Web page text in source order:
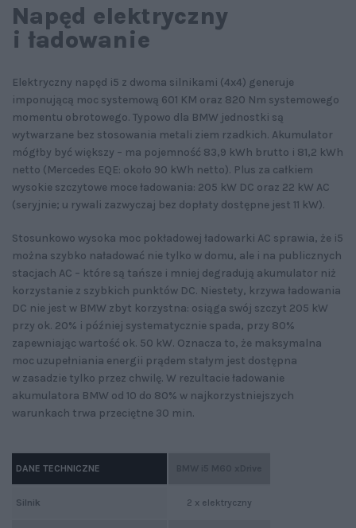
Napęd elektryczny
i ładowanie
Elektryczny napęd i5 z dwoma silnikami (4x4) generuje
imponującą moc systemową 601 KM oraz 820 Nm systemowego
momentu obrotowego. Typowo dla BMW jednostki są
wytwarzane bez stosowania metali ziem rzadkich. Akumulator
mógłby być większy – ma pojemność 83,9 kWh brutto i 81,2 kWh
netto (Mercedes EQE: około 90 kWh netto). Plus za całkiem
wysokie szczytowe moce ładowania: 205 kW DC oraz 22 kW AC
(seryjnie; u rywali zazwyczaj bez dopłaty dostępne jest 11 kW).
Stosunkowo wysoka moc pokładowej ładowarki AC sprawia, że i5
można szybko naładować nie tylko w domu, ale i na publicznych
stacjach AC – które są tańsze i mniej degradują akumulator niż
korzystanie z szybkich punktów DC. Niestety, krzywa ładowania
DC nie jest w BMW zbyt korzystna: osiąga swój szczyt 205 kW
przy ok. 20% i później systematycznie spada, przy 80%
zapewniając wartość ok. 50 kW. Oznacza to, że maksymalna
moc uzupełniania energii prądem stałym jest dostępna
w zasadzie tylko przez chwilę. W rezultacie ładowanie
akumulatora BMW od 10 do 80% w najkorzystniejszych
warunkach trwa przeciętne 30 min.
2 x elektryczny
DANE TECHNICZNE
Silnik